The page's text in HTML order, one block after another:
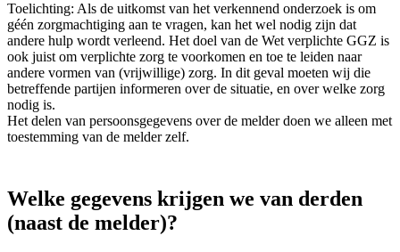
Toelichting: Als de uitkomst van het verkennend onderzoek is om
géén zorgmachtiging aan te vragen, kan het wel nodig zijn dat
andere hulp wordt verleend. Het doel van de Wet verplichte GGZ is
ook juist om verplichte zorg te voorkomen en toe te leiden naar
andere vormen van (vrijwillige) zorg. In dit geval moeten wij die
betreffende partijen informeren over de situatie, en over welke zorg
nodig is.
Het delen van persoonsgegevens over de melder doen we alleen met
toestemming van de melder zelf.
Welke gegevens krijgen we van derden
(naast de melder)?